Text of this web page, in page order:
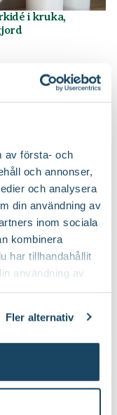
av första- och
och annonser,
och analysera
din användning av
inom sociala
kombinera
har tillhandahållit
användning av
Fler alternativ
i kruka,
Fåtal i lager
:-